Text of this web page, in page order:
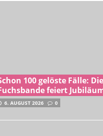
100 gelöste Fälle: Die
feiert
6. AUGUST 2026 0